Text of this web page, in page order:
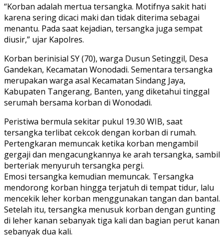
“Korban adalah mertua tersangka. Motifnya sakit hati
karena sering dicaci maki dan tidak diterima sebagai
menantu. Pada saat kejadian, tersangka juga sempat
diusir,” ujar Kapolres.
Korban berinisial SY (70), warga Dusun Setinggil, Desa
Gandekan, Kecamatan Wonodadi. Sementara tersangka
merupakan warga asal Kecamatan Sindang Jaya,
Kabupaten Tangerang, Banten, yang diketahui tinggal
serumah bersama korban di Wonodadi.
Peristiwa bermula sekitar pukul 19.30 WIB, saat
tersangka terlibat cekcok dengan korban di rumah.
Pertengkaran memuncak ketika korban mengambil
gergaji dan mengacungkannya ke arah tersangka, sambil
berteriak menyuruh tersangka pergi.
Emosi tersangka kemudian memuncak. Tersangka
mendorong korban hingga terjatuh di tempat tidur, lalu
mencekik leher korban menggunakan tangan dan bantal.
Setelah itu, tersangka menusuk korban dengan gunting
di leher kanan sebanyak tiga kali dan bagian perut kanan
sebanyak dua kali.